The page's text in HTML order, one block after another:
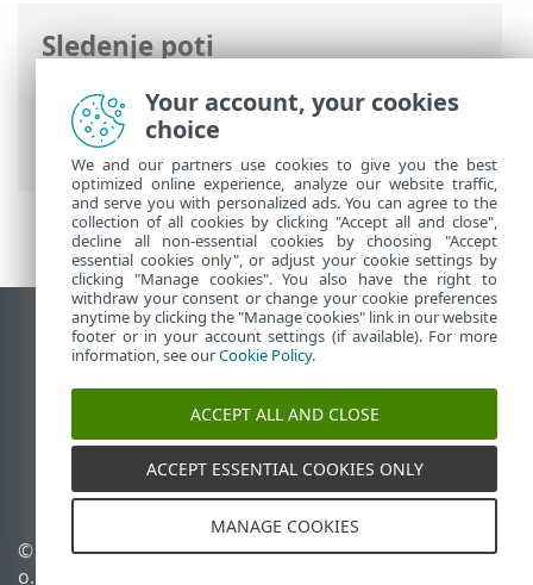
Sledenje poti
Spletna pomoč družbe ESET>ESET
NOD32 Antivirus
Aktiviranje izdelka
Sprejem pogojev uporabe
Prikaz mesta na namizju
End of Life
Zbirka znanja družbe ESET
Forum družbe ESET
ESET Status Portal
Podpora v regiji
© 1992 - 2025 ESET, spol. s r.
o. – Vse pravice pridržane.
Upravljanje piškotkov
Your account, your cookies
choice
We and our partners use cookies to give you the best
optimized online experience, analyze our website traffic,
and serve you with personalized ads. You can agree to the
collection of all cookies by clicking "Accept all and close",
decline all non-essential cookies by choosing "Accept
essential cookies only", or adjust your cookie settings by
clicking "Manage cookies". You also have the right to
withdraw your consent or change your cookie preferences
anytime by clicking the "Manage cookies" link in our website
footer or in your account settings (if available). For more
information, see ourCookie Policy.
ACCEPT ALL AND CLOSE
ACCEPT ESSENTIAL COOKIES ONLY
MANAGE COOKIES